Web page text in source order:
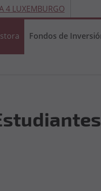
4 LUXEMBURGO
Fondos de